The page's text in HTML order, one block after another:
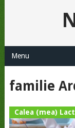
Menu
familie
Calea (mea)